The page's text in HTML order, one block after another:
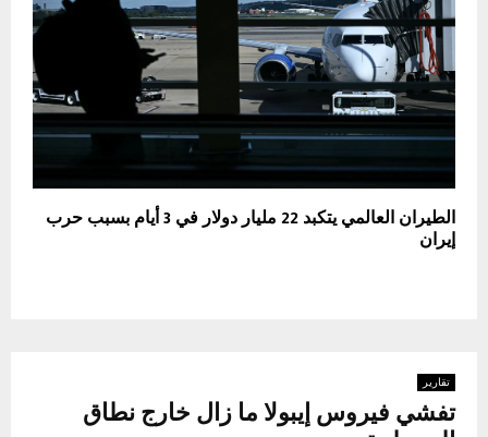
الطيران العالمي يتكبد 22 مليار دولار في 3 أيام بسبب حرب
إيران
تقارير
تفشي فيروس إيبولا ما زال خارج نطاق